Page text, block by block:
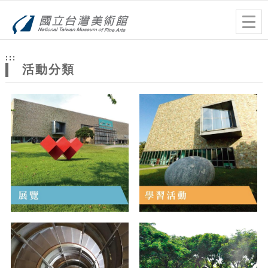
站
主
題
:::
活動分類